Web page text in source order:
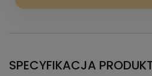
SPECYFIKACJA